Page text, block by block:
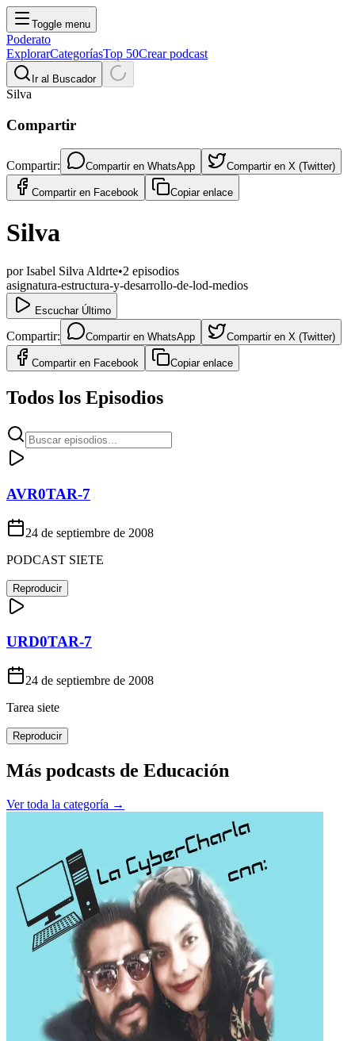
Toggle menu
Poderato
ExplorarCategoríasTop 50Crear podcast
Ir al Buscador
Silva
Compartir
Compartir: Compartir en WhatsApp Compartir en X (Twitter)
Compartir en Facebook Copiar enlace
Silva
porIsabel Silva Aldrte•2 episodios
asignatura-estructura-y-desarrollo-de-lod-medios
Escuchar Último
Compartir: Compartir en WhatsApp Compartir en X (Twitter)
Compartir en Facebook Copiar enlace
Todos los Episodios
AVR0TAR-7
24 de septiembre de 2008
PODCAST SIETE
Reproducir
URD0TAR-7
24 de septiembre de 2008
Tarea siete
Reproducir
Más podcasts de Educación
Ver toda la categoría →